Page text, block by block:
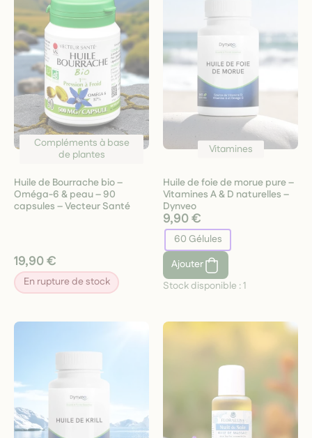
Compléments à base
de plantes
Huile de Bourrache bio –
Oméga-6 & peau – 90
capsules – Vecteur Santé
19,90 €
En rupture de stock
Vitamines
Huile de foie de morue pure –
Vitamines A & D naturelles –
Dynveo
9,90 €
60 Gélules
Ajouter
Stock disponible :1